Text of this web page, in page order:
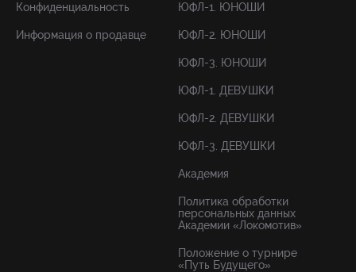
Конфиденциальность
Информация о продавце
ЮФЛ-1. ЮНОШИ
ЮФЛ-2. ЮНОШИ
ЮФЛ-3. ЮНОШИ
ЮФЛ-1. ДЕВУШКИ
ЮФЛ-2. ДЕВУШКИ
ЮФЛ-3. ДЕВУШКИ
Академия
Политика обработки
персональных данных
Академии «Локомотив»
Положение о турнире
«Путь Будущего»